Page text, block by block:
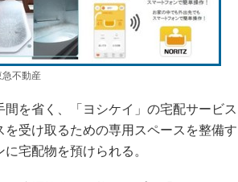
不動産
を省く、「ヨシケイ」の宅配サービス
受け取るための専用スペースを整備す
宅配物を預けられる。